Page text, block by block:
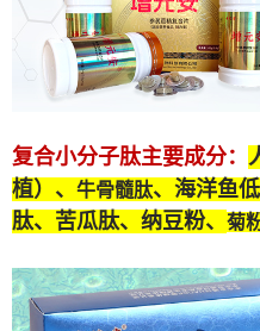
复合小分子肽主要成分：
植）、 牛骨髓肽、海洋鱼
肽、苦瓜肽、纳豆粉、 菊